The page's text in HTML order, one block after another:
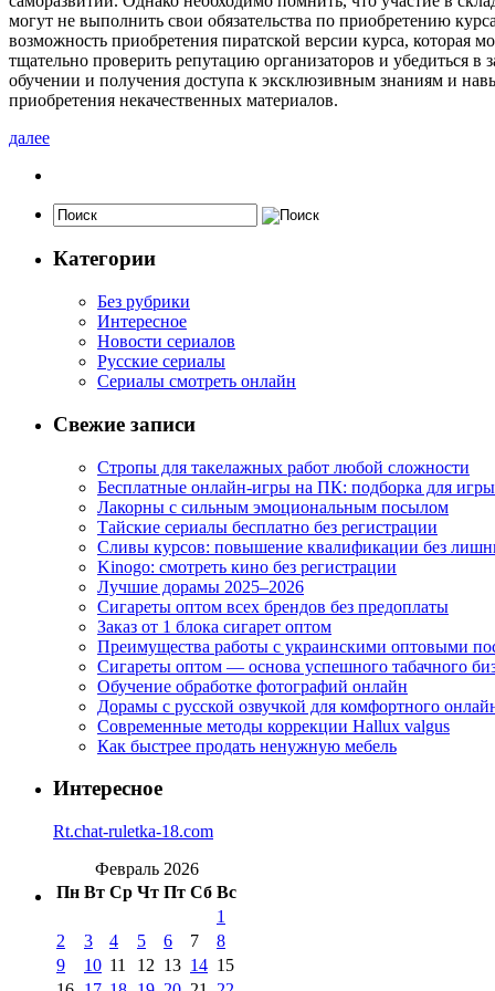
могут не выполнить свои обязательства по приобретению
возможность приобретения пиратской версии курса, которая
тщательно проверить репутацию организаторов и убедиться
обучении и получения доступа к эксклюзивным знаниям и
приобретения некачественных материалов.
далее
Категории
Без рубрики
Интересное
Новости сериалов
Русские сериалы
Сериалы смотреть онлайн
Свежие записи
Стропы для такелажных работ любой сложности
Бесплатные онлайн-игры на ПК: подборка для игры
Лакорны с сильным эмоциональным посылом
Тайские сериалы бесплатно без регистрации
Сливы курсов: повышение квалификации без
Kinogo: смотреть кино без регистрации
Лучшие дорамы 2025–2026
Сигареты оптом всех брендов без предоплаты
Заказ от 1 блока сигарет оптом
Преимущества работы с украинскими оптовыми
Сигареты оптом — основа успешного табачного
Обучение обработке фотографий онлайн
Дорамы с русской озвучкой для комфортного
Современные методы коррекции Hallux valgus
Как быстрее продать ненужную мебель
Интересное
Rt.chat-ruletka-18.com
Февраль 2026
Пн Вт Ср Чт Пт Сб Вс
1
2
3 4 5 6 7
8
9
10 11 12 13 14 15